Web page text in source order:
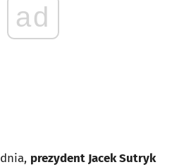
ad
prezydent Jacek Sutryk